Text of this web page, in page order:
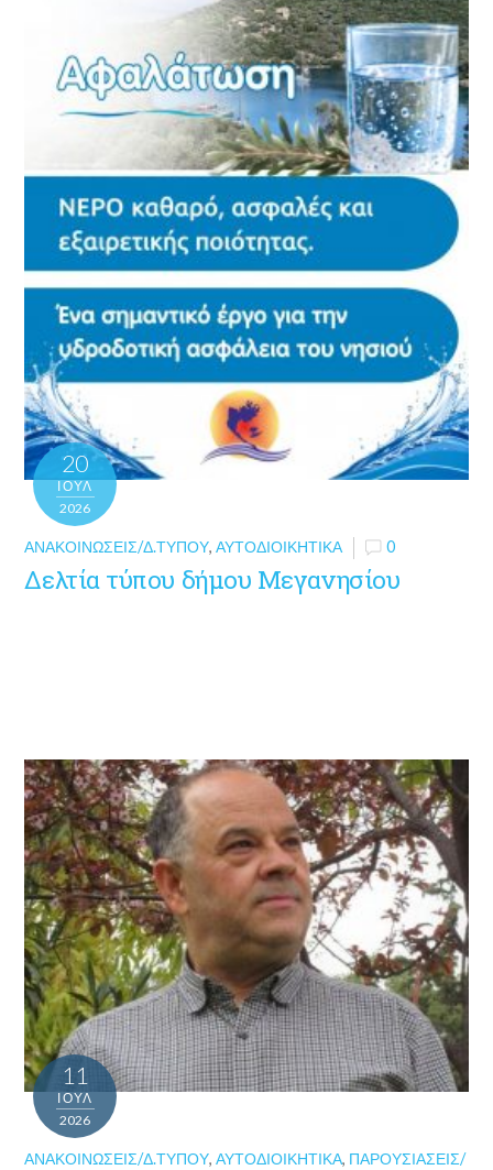
20
ΙΟΎΛ
2026
ΑΝΑΚΟΙΝΏΣΕΙΣ/Δ.ΤΎΠΟΥ,ΑΥΤΟΔΙΟΙΚΗΤΙΚΆ 0
Δελτία τύπου δήμου Μεγανησίου
11
ΙΟΎΛ
2026
ΑΝΑΚΟΙΝΏΣΕΙΣ/Δ.ΤΎΠΟΥ,ΑΥΤΟΔΙΟΙΚΗΤΙΚΆ, ΠΑΡΟΥΣΙΆΣΕΙΣ/